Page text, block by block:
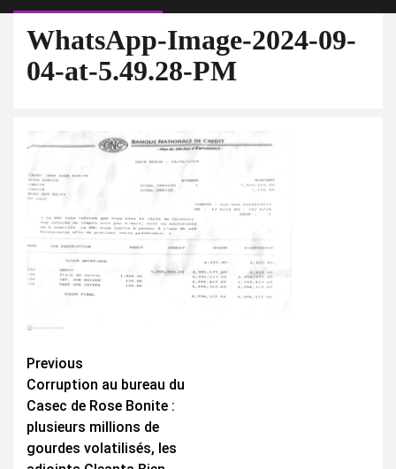
WhatsApp-Image-2024-09-
04-at-5.49.28-PM
Continue
Reading
Previous
Corruption au bureau du
Casec de Rose Bonite :
plusieurs millions de
gourdes volatilisés, les